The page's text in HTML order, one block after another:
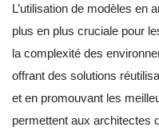
L’utilisation de modèles en
plus en plus cruciale pour
la complexité des
offrant des solutions
et en promouvant les
permettent aux architectes